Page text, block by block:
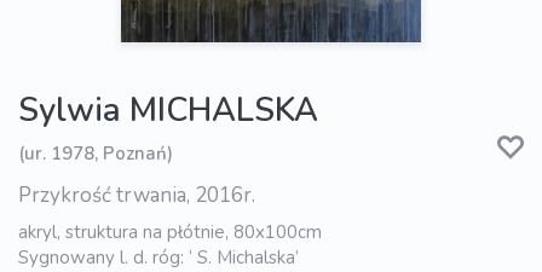
Sylwia MICHALSKA
(ur. 1978, Poznań)
Przykrość trwania, 2016r.
akryl, struktura na płótnie, 80x100cm
Sygnowany l. d. róg: ‘ S. Michalska’